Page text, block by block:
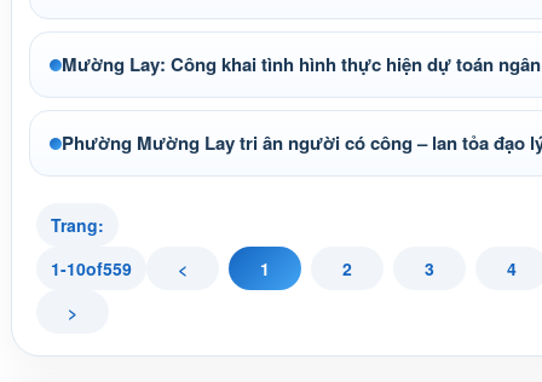
Mường Lay: Công khai tình hình thực hiện dự toán
Phường Mường Lay tri ân người có công – lan tỏa đạo
Trang:
1-10of559 < 1 2 3
4
>